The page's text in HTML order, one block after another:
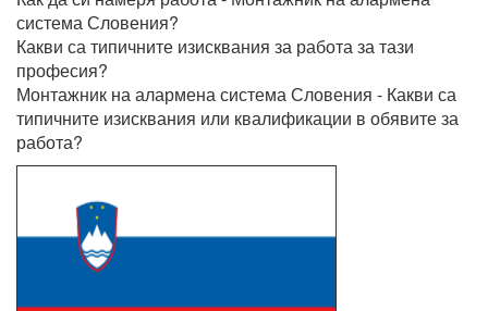
система Словения?
Какви са типичните изисквания за работа за тази
професия?
Монтажник на алармена система Словения - Какви са
типичните изисквания или квалификации в обявите за
работа?